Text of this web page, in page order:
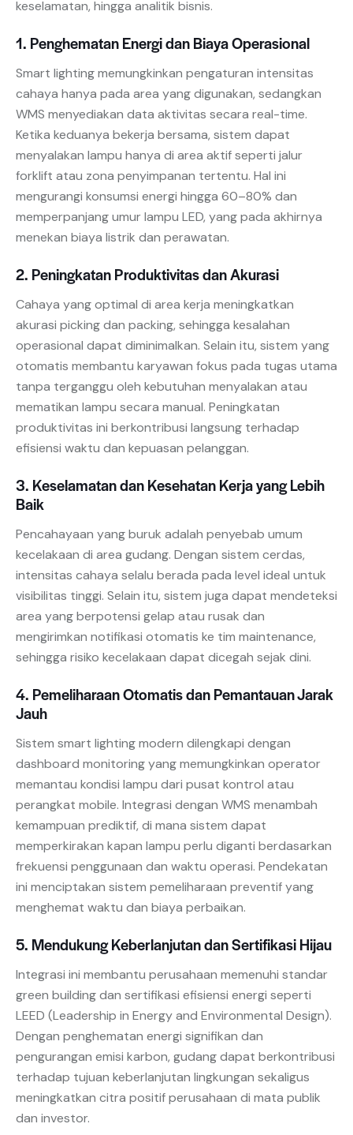
keselamatan, hingga analitik bisnis.
1. Penghematan Energi dan Biaya Operasional
Smart lighting memungkinkan pengaturan intensitas
cahaya hanya pada area yang digunakan, sedangkan
WMS menyediakan data aktivitas secara real-time.
Ketika keduanya bekerja bersama, sistem dapat
menyalakan lampu hanya di area aktif seperti jalur
forklift atau zona penyimpanan tertentu. Hal ini
mengurangi konsumsi energi hingga 60–80% dan
memperpanjang umur lampu LED, yang pada akhirnya
menekan biaya listrik dan perawatan.
2. Peningkatan Produktivitas dan Akurasi
Cahaya yang optimal di area kerja meningkatkan
akurasi picking dan packing, sehingga kesalahan
operasional dapat diminimalkan. Selain itu, sistem yang
otomatis membantu karyawan fokus pada tugas utama
tanpa terganggu oleh kebutuhan menyalakan atau
mematikan lampu secara manual. Peningkatan
produktivitas ini berkontribusi langsung terhadap
efisiensi waktu dan kepuasan pelanggan.
3. Keselamatan dan Kesehatan Kerja yang Lebih
Baik
Pencahayaan yang buruk adalah penyebab umum
kecelakaan di area gudang. Dengan sistem cerdas,
intensitas cahaya selalu berada pada level ideal untuk
visibilitas tinggi. Selain itu, sistem juga dapat mendeteksi
area yang berpotensi gelap atau rusak dan
mengirimkan notifikasi otomatis ke tim maintenance,
sehingga risiko kecelakaan dapat dicegah sejak dini.
4. Pemeliharaan Otomatis dan Pemantauan Jarak
Jauh
Sistem smart lighting modern dilengkapi dengan
dashboard monitoring yang memungkinkan operator
memantau kondisi lampu dari pusat kontrol atau
perangkat mobile. Integrasi dengan WMS menambah
kemampuan prediktif, di mana sistem dapat
memperkirakan kapan lampu perlu diganti berdasarkan
frekuensi penggunaan dan waktu operasi. Pendekatan
ini menciptakan sistem pemeliharaan preventif yang
menghemat waktu dan biaya perbaikan.
5. Mendukung Keberlanjutan dan Sertifikasi Hijau
Integrasi ini membantu perusahaan memenuhi standar
green building dan sertifikasi efisiensi energi seperti
LEED (Leadership in Energy and Environmental Design).
Dengan penghematan energi signifikan dan
pengurangan emisi karbon, gudang dapat berkontribusi
terhadap tujuan keberlanjutan lingkungan sekaligus
meningkatkan citra positif perusahaan di mata publik
dan investor.